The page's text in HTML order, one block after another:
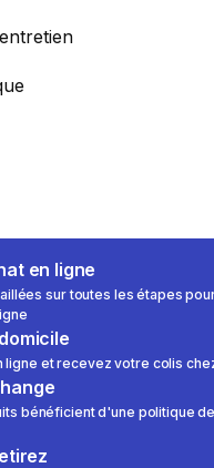
en ligne
sur toutes les étapes
ligne et recevez votre colis
bénéficient d'une politique